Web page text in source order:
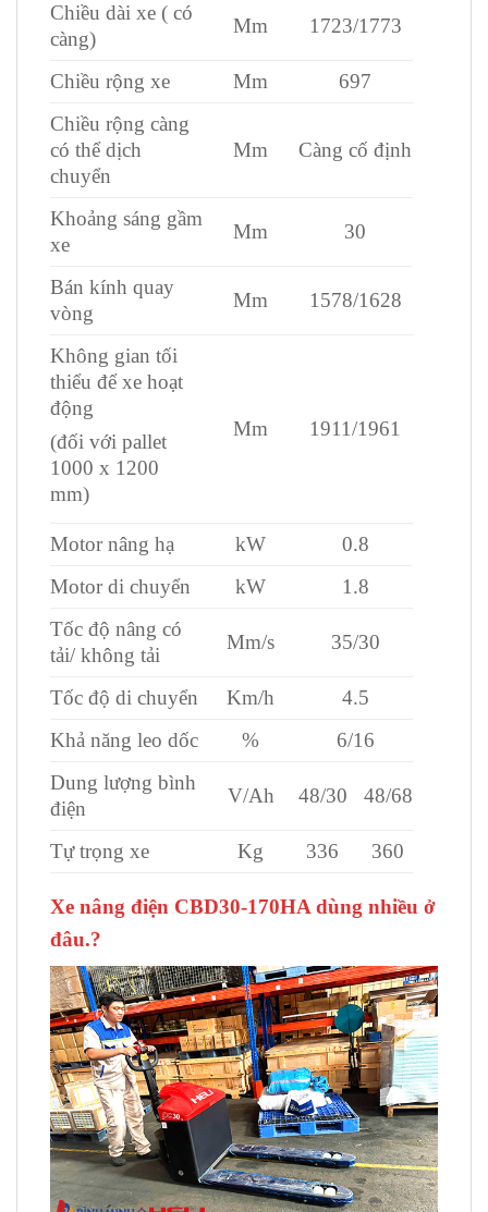
Chiều dài xe ( có
càng)
Mm 1723/1773
Chiều rộng xe Mm
697
Chiều rộng càng
có thể dịch
chuyển
Mm Càng cố định
Khoảng sáng gầm
xe
Mm 30
Bán kính quay
vòng
Mm 1578/1628
Không gian tối
thiểu để xe hoạt
động
(đối với pallet
1000 x 1200
mm)
Mm 1911/1961
Motor nâng hạ kW
0.8
Motor di chuyển
kW
1.8
Tốc độ nâng có
tải/ không tải
Mm/s 35/30
Tốc độ di chuyển Km/h
4.5
Khả năng leo dốc
%
6/16
Dung lượng bình
điện
V/Ah 48/30 48/68
Tự trọng xe Kg 336 360
Xe nâng điện CBD30-170HA dùng nhiều ở
đâu.?